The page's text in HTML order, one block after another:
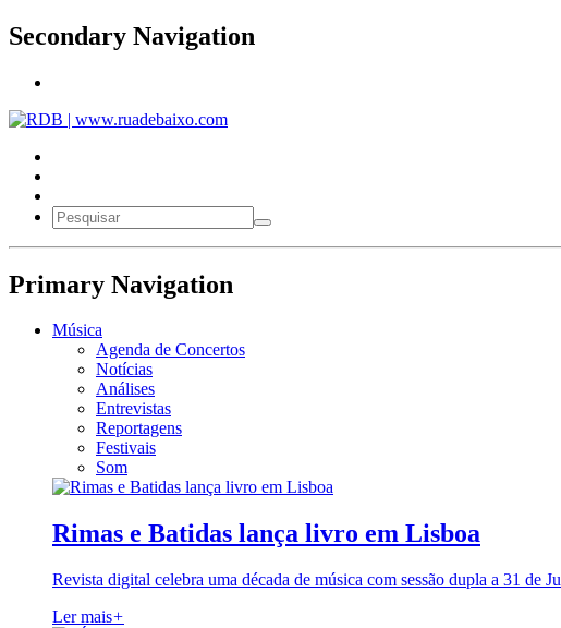
Secondary Navigation
Primary Navigation
Música
Agenda de Concertos
Notícias
Análises
Entrevistas
Reportagens
Festivais
Som
Rimas e Batidas lança livro em Lisboa
Revista digital celebra uma década de música com sessão dupla a 31 de Ju
Ler mais+